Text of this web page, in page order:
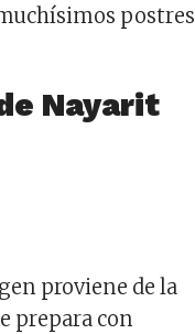
postres
Nayarit
proviene de la
prepara con